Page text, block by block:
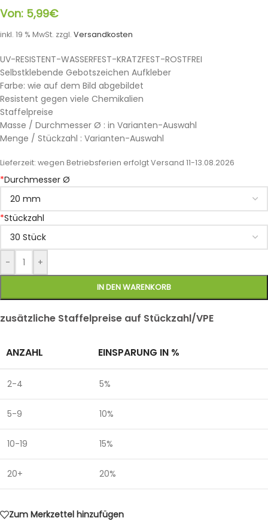
Von: 5,99€
inkl. 19 % MwSt. zzgl. Versandkosten
UV-RESISTENT-WASSERFEST-KRATZFEST-ROSTFREI
Selbstklebende Gebotszeichen Aufkleber
Farbe: wie auf dem Bild abgebildet
Resistent gegen viele Chemikalien
Staffelpreise
Masse / Durchmesser Ø : in Varianten-Auswahl
Menge / Stückzahl : Varianten-Auswahl
Lieferzeit: wegen Betriebsferien erfolgt Versand 11-13.08.2026
*Durchmesser Ø
*Stückzahl
- +
IN DEN WARENKORB
zusätzliche Staffelpreise auf Stückzahl/VPE
ANZAHL EINSPARUNG IN %
2-4 5%
5-9 10%
10-19 15%
20+ 20%
Zum Merkzettel hinzufügen